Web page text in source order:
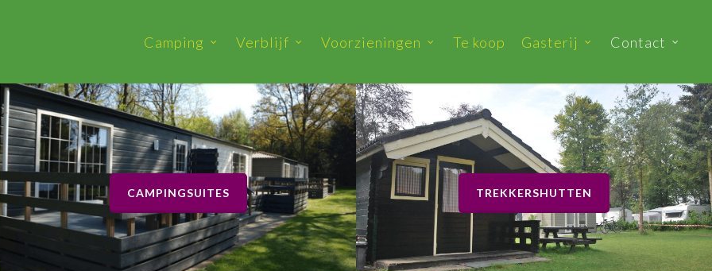
Camping Verblijf Voorzieningen Te koop Gasterij Contact
CAMPINGSUITES TREKKERSHUTTEN